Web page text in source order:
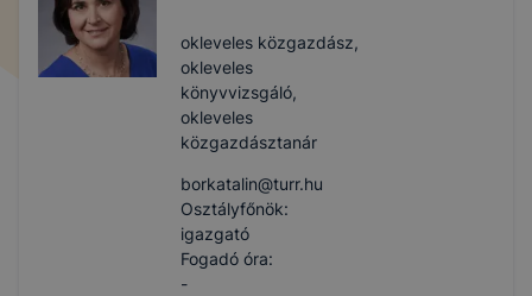
okleveles közgazdász,
okleveles
könyvvizsgáló,
okleveles
közgazdásztanár
borkatalin​@turr.hu
Osztályfőnök:
igazgató
Fogadó óra:
-